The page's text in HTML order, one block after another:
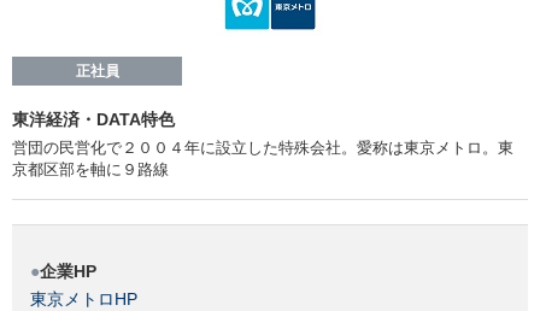
正社員
東洋経済・DATA特色
営団の民営化で２００４年に設立した特殊会社。愛称は東京メトロ。東
京都区部を軸に９路線
企業HP
東京メトロHP